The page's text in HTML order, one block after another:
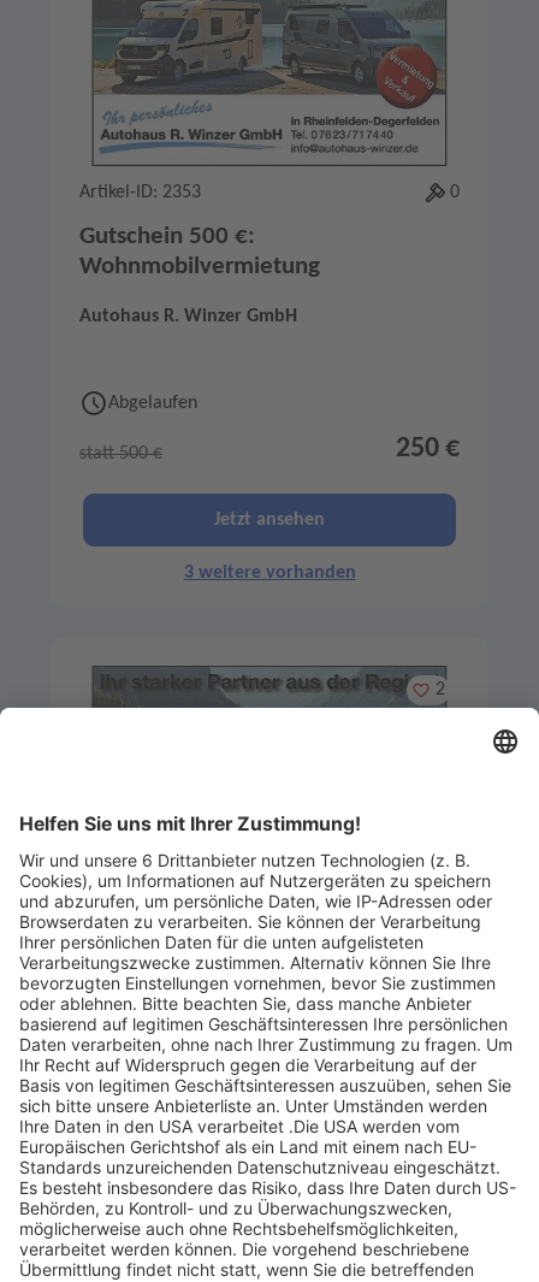
Artikel-ID: 2353 0
Gutschein 500 €:
Wohnmobilvermietung
Autohaus R. Winzer GmbH
Abgelaufen
statt 500 € 250 €
Jetzt ansehen
3 weitere vorhanden
Merken
2
Artikel-ID: 2364 0
Gutschein 500 €:
Wohnmobilvermietung
Autohaus R. Winzer GmbH
Abgelaufen
statt 500 € 250 €
Jetzt ansehen